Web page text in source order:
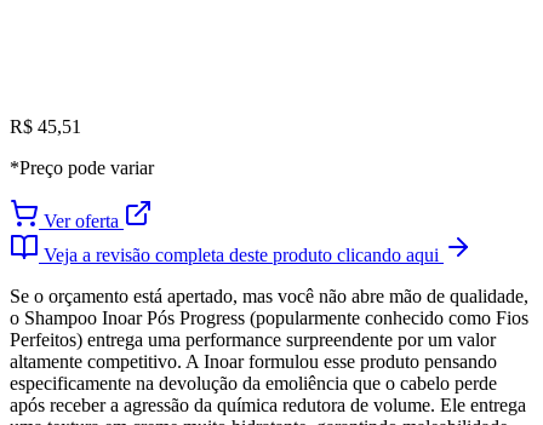
R$ 45,51
*Preço pode variar
Ver oferta
Veja a revisão completa deste produto clicando aqui
Se o orçamento está apertado, mas você não abre mão de qualidade,
o Shampoo Inoar Pós Progress (popularmente conhecido como Fios
Perfeitos) entrega uma performance surpreendente por um valor
altamente competitivo. A Inoar formulou esse produto pensando
especificamente na devolução da emoliência que o cabelo perde
após receber a agressão da química redutora de volume. Ele entrega